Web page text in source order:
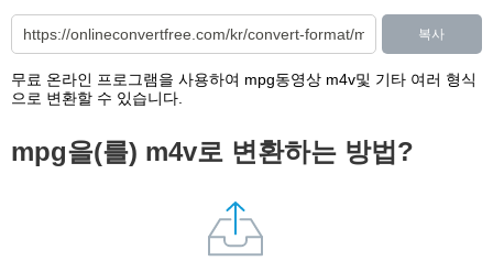
복사
무료 온라인 프로그램을 사용하여 mpg동영상 m4v및 기타 여러 형식
으로 변환할 수 있습니다.
mpg을(를) m4v로 변환하는 방법?